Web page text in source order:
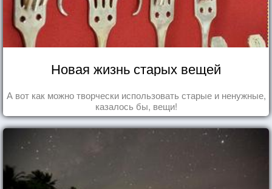
Новая жизнь старых вещей
А вот как можно творчески использовать старые и ненужные,
казалось бы, вещи!